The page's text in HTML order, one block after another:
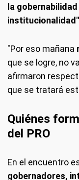
la
"Por eso mañana
que se logre, no
afirmaron
que se tratará
Quiénes
del PRO
En el encuentro
gobernadores,